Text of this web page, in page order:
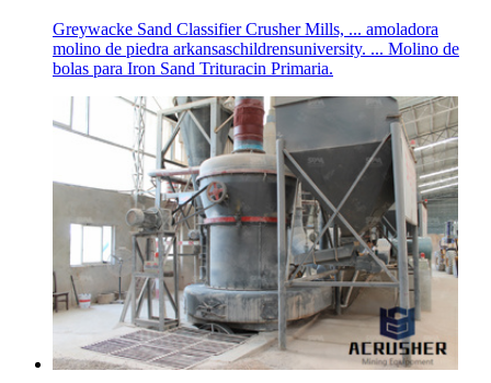
Greywacke Sand Classifier Crusher Mills, ... amoladora
molino de piedra arkansaschildrensuniversity. ... Molino de
bolas para Iron Sand Trituracin Primaria.